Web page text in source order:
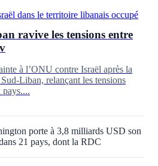
ravive les tensions entre
à l’ONU contre Israël après la
Liban, relançant les tensions
pays....
porte à 3,8 milliards USD son
21 pays, dont la RDC